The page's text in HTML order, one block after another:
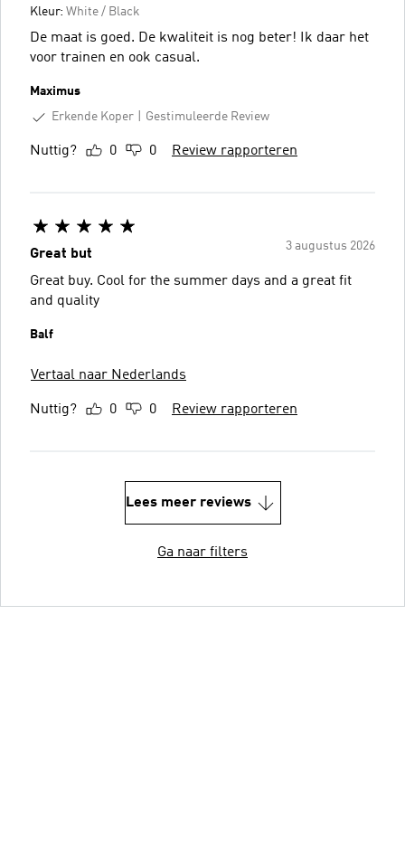
Kleur: White / Black
De maat is goed. De kwaliteit is nog beter! Ik daar het
voor trainen en ook casual.
Maximus
Erkende Koper
Gestimuleerde Review
Nuttig? 0 0 Review rapporteren
3 augustus 2026
Great but
Great buy. Cool for the summer days and a great fit
and quality
Balf
Vertaal naar Nederlands
Nuttig? 0 0 Review rapporteren
Lees meer reviews
Ga naar filters